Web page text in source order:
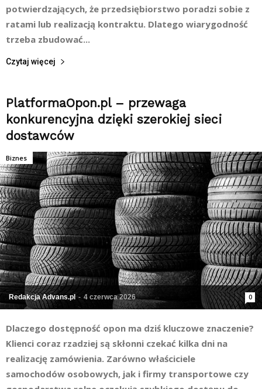
potwierdzających, że przedsiębiorstwo poradzi sobie z
ratami lub realizacją kontraktu. Dlatego wiarygodność
trzeba zbudować...
Czytaj więcej
PlatformaOpon.pl – przewaga
konkurencyjna dzięki szerokiej sieci
dostawców
Redakcja Advans.pl - 4 czerwca 2026 0
Biznes
Dlaczego dostępność opon ma dziś kluczowe znaczenie?
Klienci coraz rzadziej są skłonni czekać kilka dni na
realizację zamówienia. Zarówno właściciele
samochodów osobowych, jak i firmy transportowe czy